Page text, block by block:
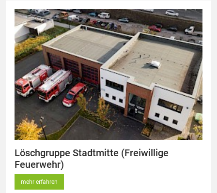
Löschgruppe Stadtmitte (Freiwillige
Feuerwehr)
mehr erfahren